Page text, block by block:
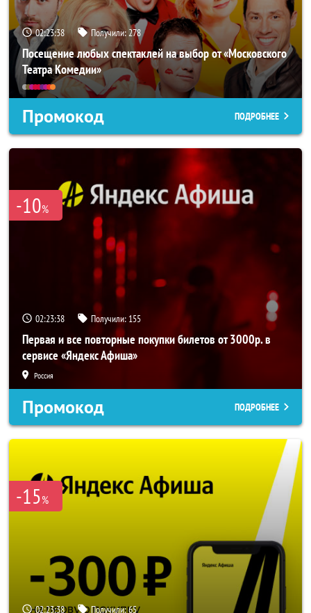
02:23:37 Получили:278
Посещение любых спектаклей на выбор от «Московского
Театра Комедии»
Промокод ПОДРОБНЕЕ
-10%
02:23:37 Получили: 155
Первая и все повторные покупки билетов от 3000р. в
сервисе «Яндекс Афиша»
Россия
Промокод ПОДРОБНЕЕ
-15%
02:23:37 Получили:65